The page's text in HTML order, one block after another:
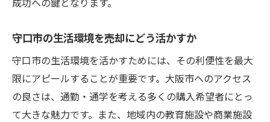
守口市の生活環境を売却にどう活かすか
守口市の生活環境を活かすためには、その利便性を最大
限にアピールすることが重要です。大阪市へのアクセス
の良さは、通勤・通学を考える多くの購入希望者にとっ
て大きな魅力です。また、地域内の教育施設や商業施設